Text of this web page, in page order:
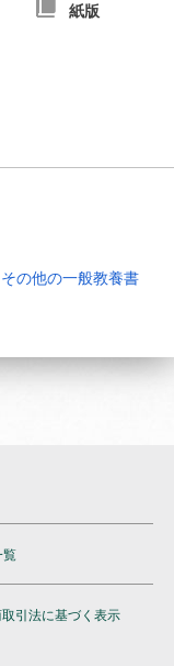
紙版
その他の一般教養書
覧
引法に基づく表示